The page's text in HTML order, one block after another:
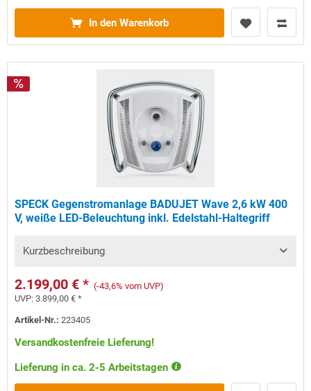
In den Warenkorb
SPECK Gegenstromanlage BADUJET Wave 2,6 kW 400
V, weiße LED-Beleuchtung inkl. Edelstahl-Haltegriff
Kurzbeschreibung
2.199,00 € * (-43,6% vom UVP)
UVP:3.899,00 € *
Artikel-Nr.:223405
Versandkostenfreie Lieferung!
Lieferung in ca. 2-5 Arbeitstagen